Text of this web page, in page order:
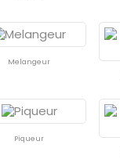
Melangeur
Piqueur